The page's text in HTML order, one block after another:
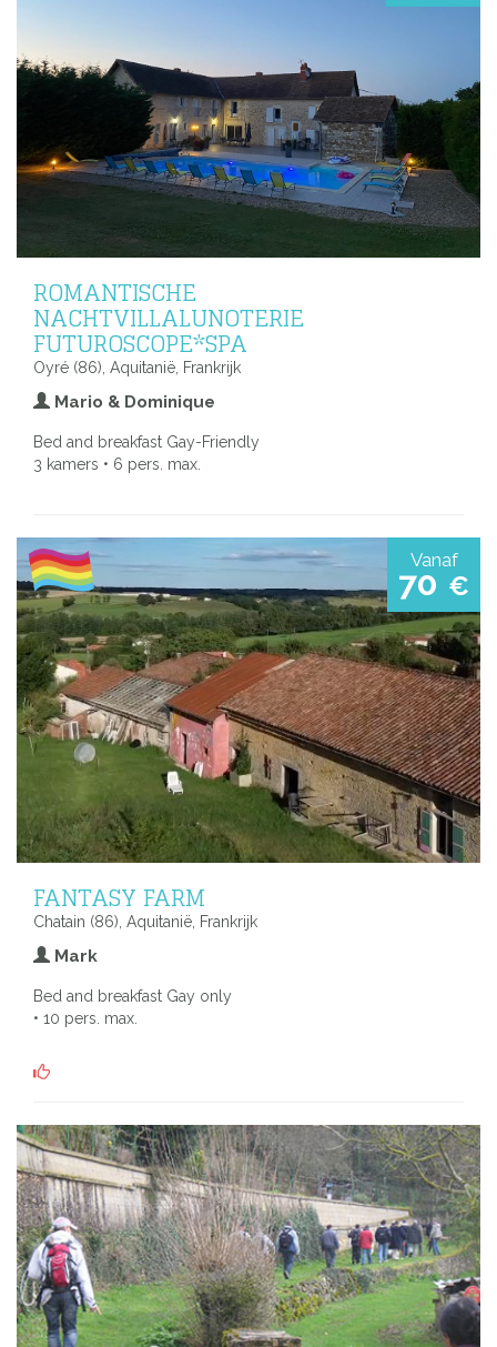
ROMANTISCHE
NACHTVILLALUNOTERIE
FUTUROSCOPE*SPA
Oyré (86), Aquitanië, Frankrijk
Mario & Dominique
Bed and breakfast Gay-Friendly
3 kamers • 6 pers. max.
Vanaf
70 €
FANTASY FARM
Chatain (86), Aquitanië, Frankrijk
Mark
Bed and breakfast Gay only
• 10 pers. max.